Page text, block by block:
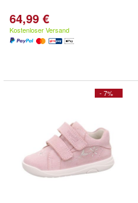
64,99 €
Kostenloser Versand
- 7%